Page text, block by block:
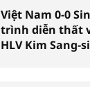
Việt Nam 0-0
trình diễn thất
HLV Kim Sang-